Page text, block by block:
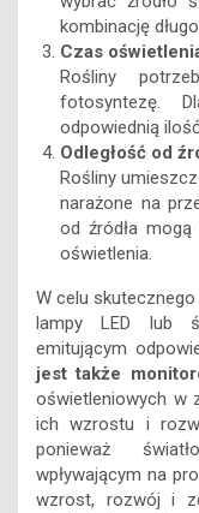
kombinację
Czas
Rośliny
fotosyntezę.
odpowiednią
Odległość od
Rośliny
narażone na
od źródła
oświetlenia.
W celu
lampy LED lub
emitującym
jest także
oświetleniowych w
ich wzrostu i
ponieważ
wpływającym na
wzrost, rozwój i